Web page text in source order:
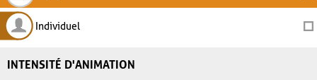
Individuel
INTENSITÉ D'ANIMATION